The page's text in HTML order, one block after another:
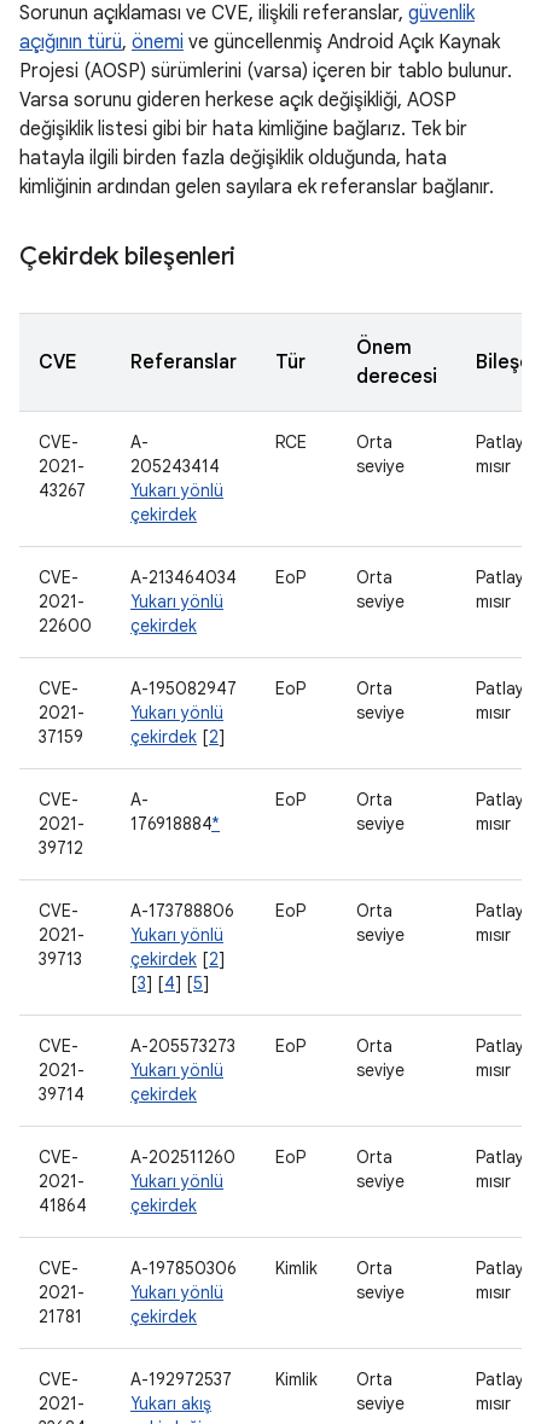
Sorunun açıklaması ve CVE, ilişkili referanslar, güvenlik
açığının türü, önemi ve güncellenmiş Android Açık Kaynak
Projesi (AOSP) sürümlerini (varsa) içeren bir tablo bulunur.
Varsa sorunu gideren herkese açık değişikliği, AOSP
değişiklik listesi gibi bir hata kimliğine bağlarız. Tek bir
hatayla ilgili birden fazla değişiklik olduğunda, hata
kimliğinin ardından gelen sayılara ek referanslar bağlanır.
Çekirdek bileşenleri
CVE Referanslar Tür
Önem
derecesi
Bileşen
CVE-
2021-
43267
A-
205243414
Yukarı yönlü
çekirdek
RCE
Orta
seviye
mısır
CVE-
2021-
22600
A-213464034
Yukarı yönlü
çekirdek
EoP
Orta
seviye
mısır
CVE-
2021-
37159
A-195082947
Yukarı yönlü
çekirdek [2]
EoP
Orta
seviye
mısır
CVE-
2021-
39712
A-
176918884*
EoP
Orta
seviye
mısır
CVE-
2021-
39713
A-173788806
Yukarı yönlü
çekirdek [2]
[3] [4] [5]
EoP
Orta
seviye
mısır
CVE-
2021-
39714
A-205573273
Yukarı yönlü
çekirdek
EoP
Orta
seviye
mısır
CVE-
2021-
41864
A-202511260
Yukarı yönlü
çekirdek
EoP
Orta
seviye
mısır
CVE-
2021-
21781
A-197850306
Yukarı yönlü
çekirdek
Kimlik
Orta
seviye
mısır
CVE-
2021-
A-192972537
Yukarı akış
Kimlik
Orta
seviye
mısır